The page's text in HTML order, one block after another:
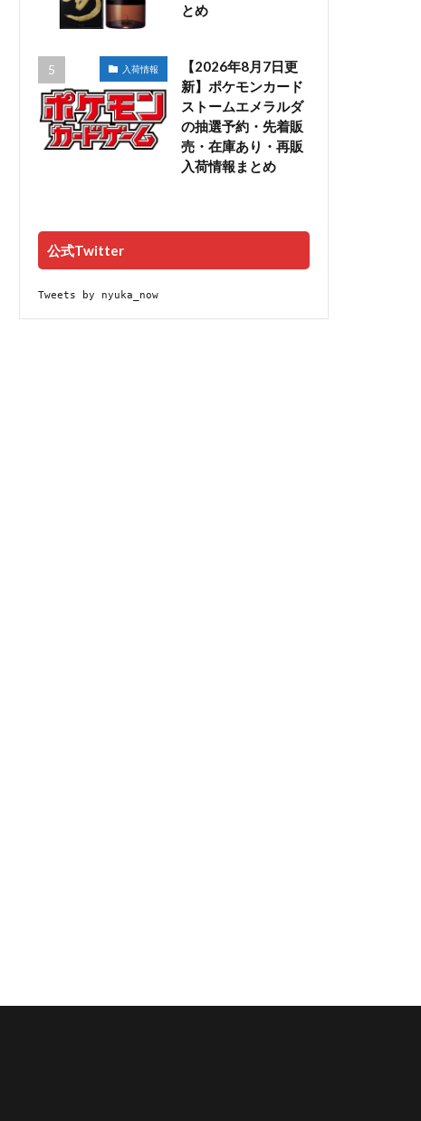
とめ
入荷情報
【2026年8月7日更
新】ポケモンカード
ストームエメラルダ
の抽選予約・先着販
売・在庫あり・再販
入荷情報まとめ
公式Twitter
Tweets by nyuka_now